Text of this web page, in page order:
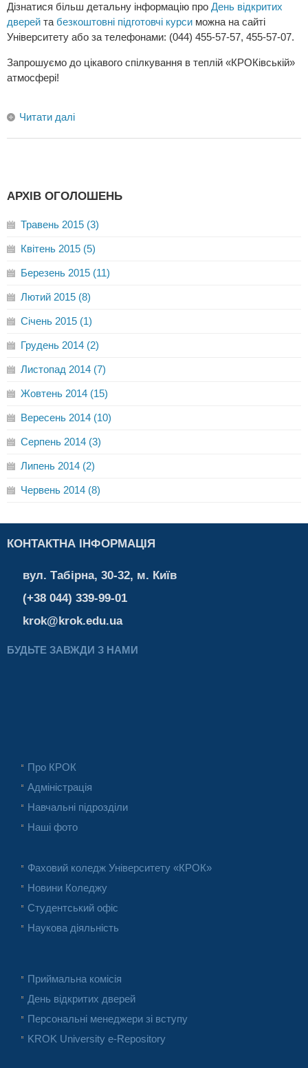
Дізнатися більш детальну інформацію про День відкритих
дверей та безкоштовні підготовчі курси можна на сайті
Університету або за телефонами: (044) 455-57-57, 455-57-07.
Запрошуємо до цікавого спілкування в теплій «КРОКівській»
атмосфері!
Читати далі
АРХІВ ОГОЛОШЕНЬ
Травень 2015 (3)
Квітень 2015 (5)
Березень 2015 (11)
Лютий 2015 (8)
Січень 2015 (1)
Грудень 2014 (2)
Листопад 2014 (7)
Жовтень 2014 (15)
Вересень 2014 (10)
Серпень 2014 (3)
Липень 2014 (2)
Червень 2014 (8)
КОНТАКТНА ІНФОРМАЦІЯ
вул. Табірна, 30-32, м. Київ
(+38 044) 339-99-01
krok@krok.edu.ua
БУДЬТЕ ЗАВЖДИ З НАМИ
Про КРОК
Адміністрація
Навчальні підрозділи
Наші фото
Фаховий коледж Університету «КРОК»
Новини Коледжу
Студентський офіс
Наукова діяльність
Приймальна комісія
День відкритих дверей
Персональні менеджери зі вступу
KROK University e-Repository